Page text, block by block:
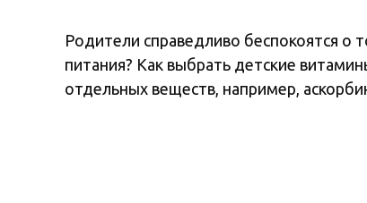
Родители справедливо беспокоятся о
питания? Как выбрать детские
отдельных веществ, например,